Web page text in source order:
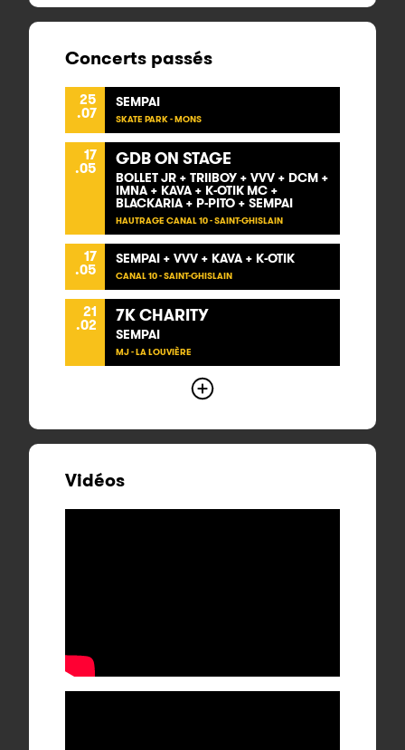
Concerts passés
25
.07
SEMPAI
SKATE PARK - MONS
17
.05 GDB ON STAGE
BOLLET JR + TRIIBOY + VVV + DCM +
IMNA + KAVA + K-OTIK MC +
BLACKARIA + P-PITO + SEMPAI
HAUTRAGE CANAL 10 - SAINT-GHISLAIN
17
.05
SEMPAI + VVV + KAVA + K-OTIK
CANAL 10 - SAINT-GHISLAIN
21
.02 7K CHARITY
SEMPAI
MJ - LA LOUVIÈRE
Vidéos